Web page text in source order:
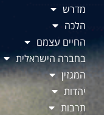
מדרש
הלכה
החיים עצמם
בחברה הישראלית
המגזין
יהדות
תרבות